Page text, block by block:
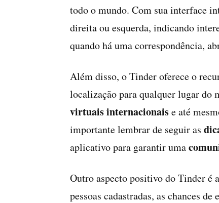
todo o mundo. Com sua interface
direita ou esquerda, indicando
quando há uma correspondência,
Além disso, o Tinder oferece o
localização para qualquer lugar do
virtuais internacionaise até
importante lembrar de seguir as
aplicativo para garantir uma
Outro aspecto positivo do Tinder é
pessoas cadastradas, as chances